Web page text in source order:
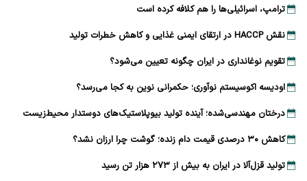
ترامپ، اسرائیلی‌ها را هم کلافه کرده است
نقش HACCP در ارتقای ایمنی غذایی و کاهش خطرات تولید
تقویم نوغانداری در ایران چگونه تعیین می‌شود؟
اودیسه اکوسیستم نوآوری؛ حکمرانی نوین به کجا می‌رسد؟
درختان مهندسی‌شده؛ آینده تولید بیوپلاستیک‌های دوستدار محیط‌زیست
کاهش ۳۰ درصدی قیمت دام زنده؛ گوشت چرا ارزان نشد؟
تولید قزل‌آلا در ایران به بیش از ۲۷۳ هزار تن رسید